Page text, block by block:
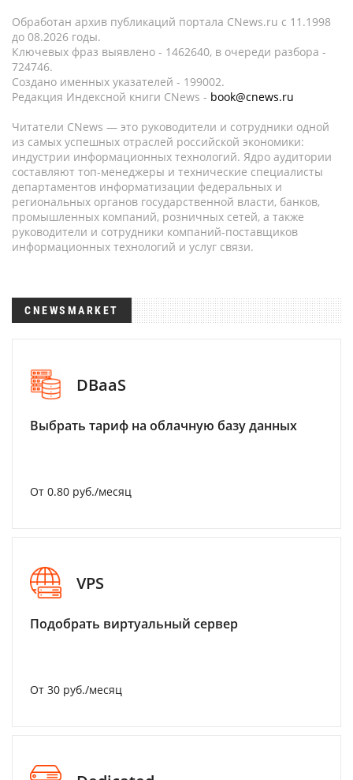
Обработан архив публикаций портала CNews.ru c 11.1998
до 08.2026 годы.
Ключевых фраз выявлено - 1462640, в очереди разбора -
724746.
Создано именных указателей - 199002.
Редакция Индексной книги CNews - book@cnews.ru
Читатели CNews — это руководители и сотрудники одной
из самых успешных отраслей российской экономики:
индустрии информационных технологий. Ядро аудитории
составляют топ-менеджеры и технические специалисты
департаментов информатизации федеральных и
региональных органов государственной власти, банков,
промышленных компаний, розничных сетей, а также
руководители и сотрудники компаний-поставщиков
информационных технологий и услуг связи.
CNEWSMARKET
DBaaS
Выбрать тариф на облачную базу данных
От 0.80 руб./месяц
VPS
Подобрать виртуальный сервер
От 30 руб./месяц